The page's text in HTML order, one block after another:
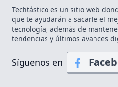
Techtástico es un sitio web
que te ayudarán a sacarle el
tecnología, además de
tendencias y últimos avances
Síguenos en